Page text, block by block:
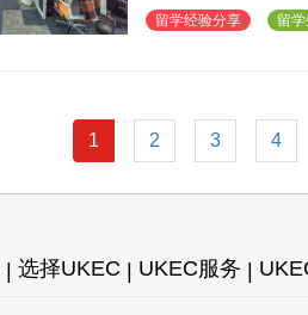
UKEC西安分别为不
留学经验分享 留
1 2 3 4
选择UKEC UKEC服务